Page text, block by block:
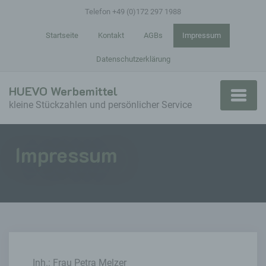
Telefon +49 (0)172 297 1988
Startseite Kontakt AGBs Impressum
Datenschutzerklärung
HUEVO Werbemittel
kleine Stückzahlen und persönlicher Service
Impressum
Inh.: Frau Petra Melzer